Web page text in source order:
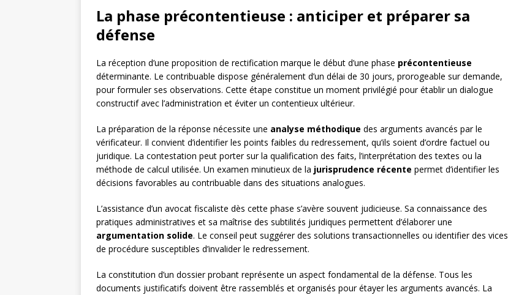
La phase précontentieuse : anticiper et préparer sa
défense
La réception d’une proposition de rectification marque le début d’une phase précontentieuse
déterminante. Le contribuable dispose généralement d’un délai de 30 jours, prorogeable sur demande,
pour formuler ses observations. Cette étape constitue un moment privilégié pour établir un dialogue
constructif avec l’administration et éviter un contentieux ultérieur.
La préparation de la réponse nécessite une analyse méthodique des arguments avancés par le
vérificateur. Il convient d’identifier les points faibles du redressement, qu’ils soient d’ordre factuel ou
juridique. La contestation peut porter sur la qualification des faits, l’interprétation des textes ou la
méthode de calcul utilisée. Un examen minutieux de la jurisprudence récente permet d’identifier les
décisions favorables au contribuable dans des situations analogues.
L’assistance d’un avocat fiscaliste dès cette phase s’avère souvent judicieuse. Sa connaissance des
pratiques administratives et sa maîtrise des subtilités juridiques permettent d’élaborer une
argumentation solide. Le conseil peut suggérer des solutions transactionnelles ou identifier des vices
de procédure susceptibles d’invalider le redressement.
La constitution d’un dossier probant représente un aspect fondamental de la défense. Tous les
documents justificatifs doivent être rassemblés et organisés pour étayer les arguments avancés. La